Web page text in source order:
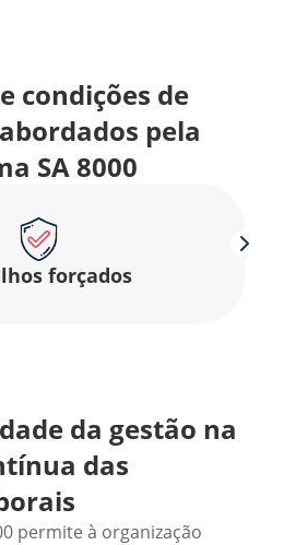
condições de
pela
SA 8000
forçados
da gestão na
das
permite à organização